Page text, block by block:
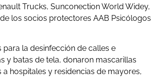
Trucks, Sunconection World Widey,
los socios protectores AAB Psicólogos
la desinfección de calles e
y batas de tela, donaron mascarillas
hospitales y residencias de mayores,